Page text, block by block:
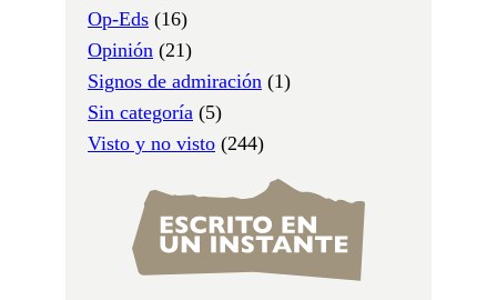
Op-Eds (16)
Opinión (21)
Signos de admiración (1)
Sin categoría (5)
Visto y no visto (244)